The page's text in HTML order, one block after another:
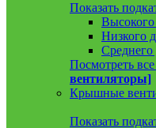
Показать
Высокого
Низкого
Среднего
Посмотреть
вентиляторы]
Крышные
Показать